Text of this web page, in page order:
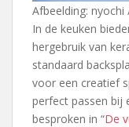
Afbeelding: nyochi
In de keuken
hergebruik van
standaard
voor een creatief
perfect passen bij
besproken in “De